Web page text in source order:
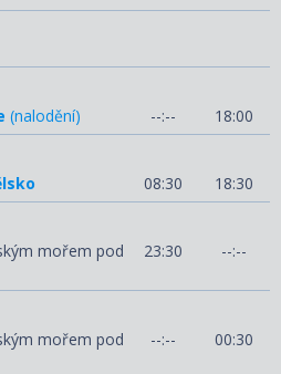
(nalodění) --:--
18:00
08:30
18:30
mořem pod
23:30 --:--
mořem pod
--:-- 00:30